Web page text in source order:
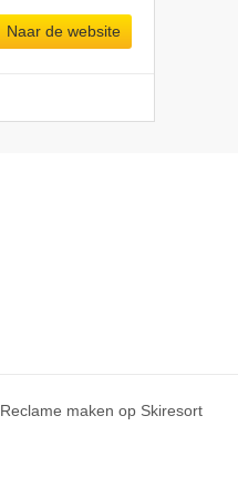
Naar de website
Reclame maken op Skiresort